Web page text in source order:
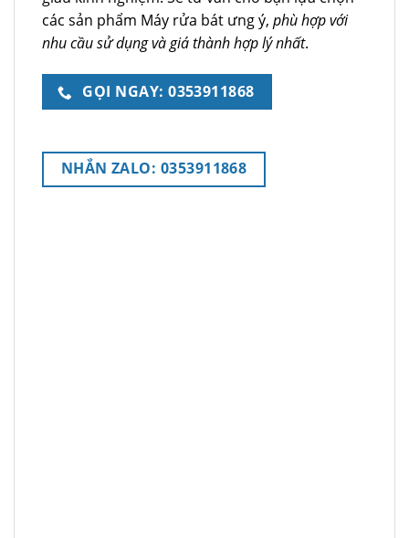
các sản phẩm Máy rửa bát ưng ý, phù hợp với
nhu cầu sử dụng và giá thành hợp lý nhất.
GỌI NGAY: 0353911868
NHẮN ZALO: 0353911868